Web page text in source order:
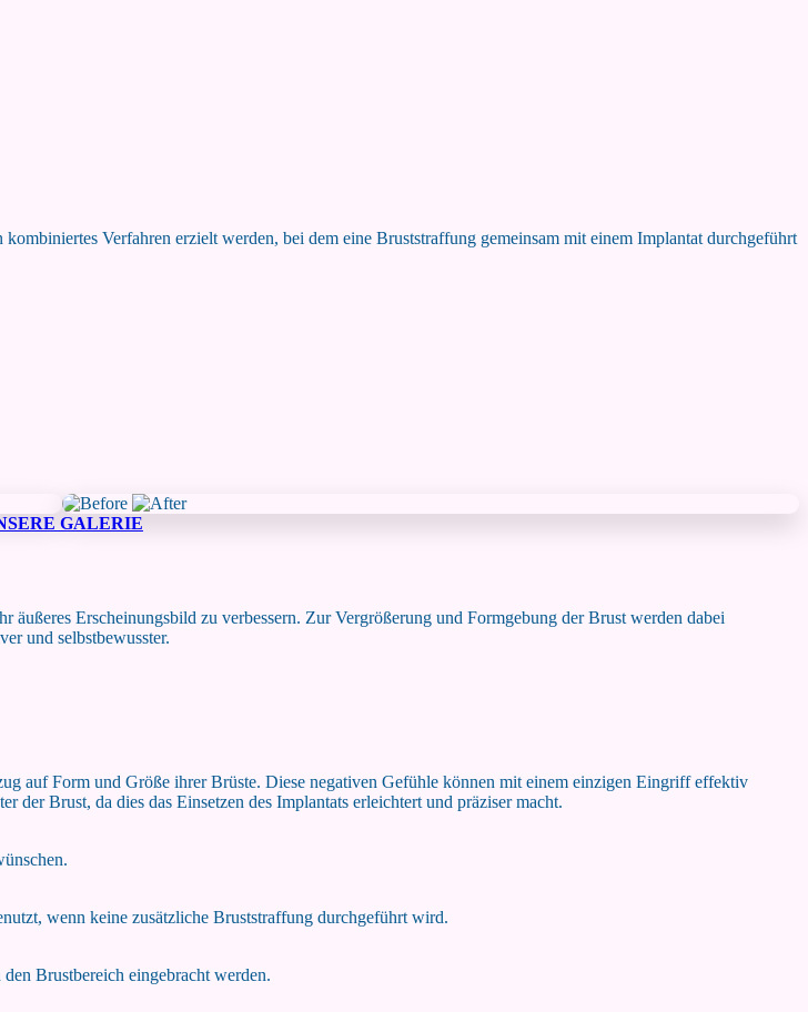
Verfahren erzielt werden, bei dem eine Bruststraffung gemeinsam mit einem Implantat durchgeführt
GALERIE
äußeres Erscheinungsbild zu verbessern. Zur Vergrößerung und Formgebung der Brust werden dabei
und selbstbewusster.
auf Form und Größe ihrer Brüste. Diese negativen Gefühle können mit einem einzigen Eingriff effektiv
Brust, da dies das Einsetzen des Implantats erleichtert und präziser macht.
wenn keine zusätzliche Bruststraffung durchgeführt wird.
Brustbereich eingebracht werden.